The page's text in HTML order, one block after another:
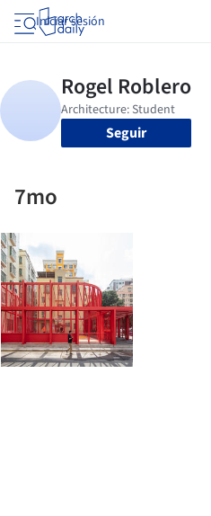
Iniciar sesión
Seguir
7mo